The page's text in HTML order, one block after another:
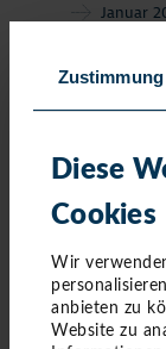
Zustimmung
Diese
Cookies
Wir
anbieten zu
Website zu
Januar